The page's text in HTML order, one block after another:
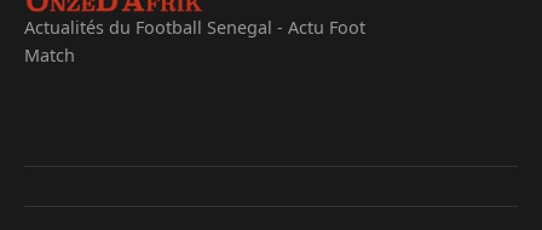
Actualités du Football Senegal - Actu Foot
Match